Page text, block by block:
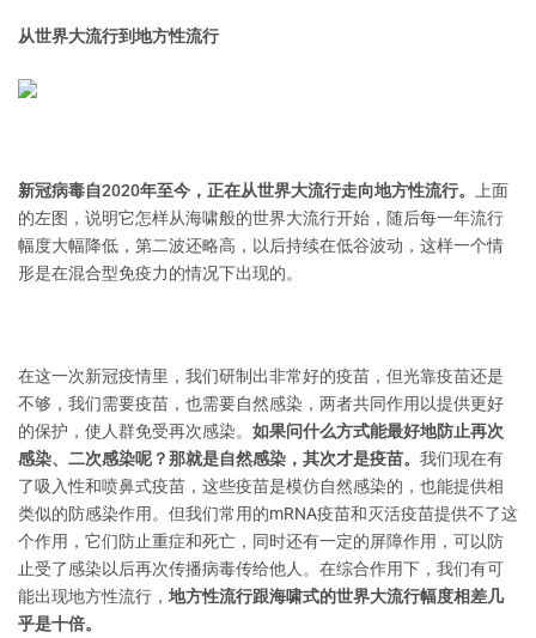
从世界大流行到地方性流行
新冠病毒自2020年至今，正在从世界大流行走向地方性流行。
上面
的左图，说明它怎样从海啸般的世界大流行开始，随后每一年流行
幅度大幅降低，第二波还略高，以后持续在低谷波动，这样一个情
形是在混合型免疫力的情况下出现的。
在这一次新冠疫情里，我们研制出非常好的疫苗，但光靠疫苗还是
不够，我们需要疫苗，也需要自然感染，两者共同作用以提供更好
的保护，使人群免受再次感染。 如果问什么方式能最好地防止再次
感染、二次感染呢？那就是自然感染，其次才是疫苗。 我们现在有
了吸入性和喷鼻式疫苗，这些疫苗是模仿自然感染的，也能提供相
类似的防感染作用。但我们常用的mRNA疫苗和灭活疫苗提供不了这
个作用，它们防止重症和死亡，同时还有一定的屏障作用，可以防
止受了感染以后再次传播病毒传给他人。在综合作用下，我们有可
能出现地方性流行， 地方性流行跟海啸式的世界大流行幅度相差几
乎是十倍。